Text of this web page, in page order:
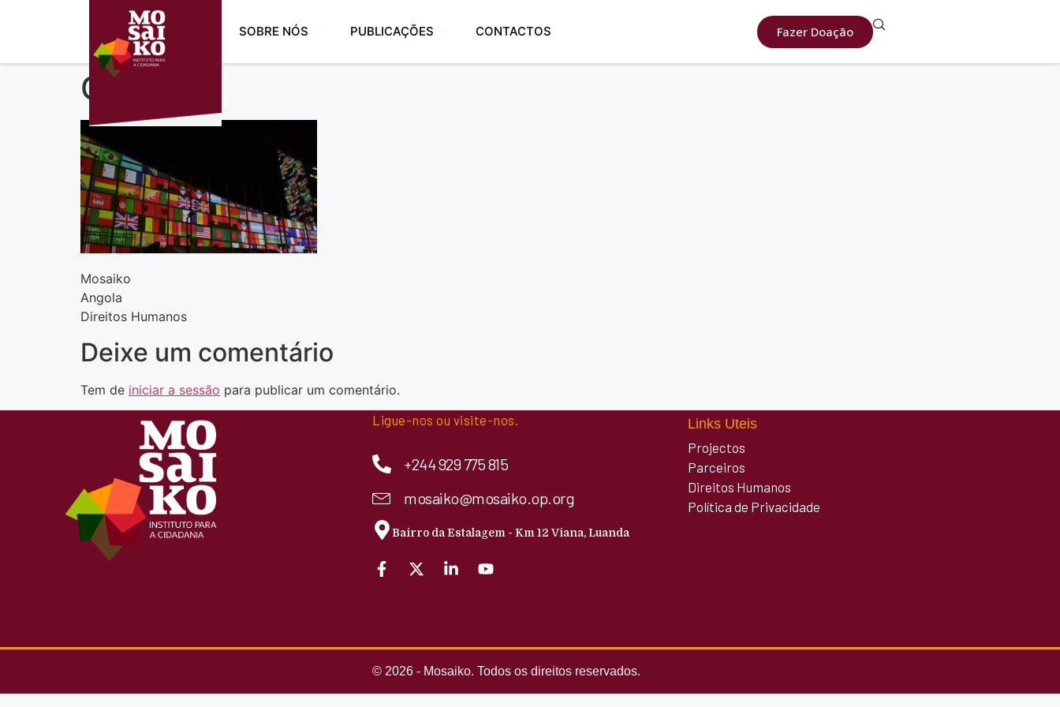
SOBRE NÓS PUBLICAÇÕES CONTACTOS Fazer Doação
ONU
Mosaiko
Angola
Direitos Humanos
Deixe um comentário
Tem de iniciar a sessão para publicar um comentário.
Ligue-nos ou visite-nos.
+244 929 775 815
mosaiko@mosaiko.op.org
Bairro da Estalagem - Km 12 Viana, Luanda
Links Uteis
Projectos
Parceiros
Direitos Humanos
Política de Privacidade
© 2026 - Mosaiko. Todos os direitos reservados.